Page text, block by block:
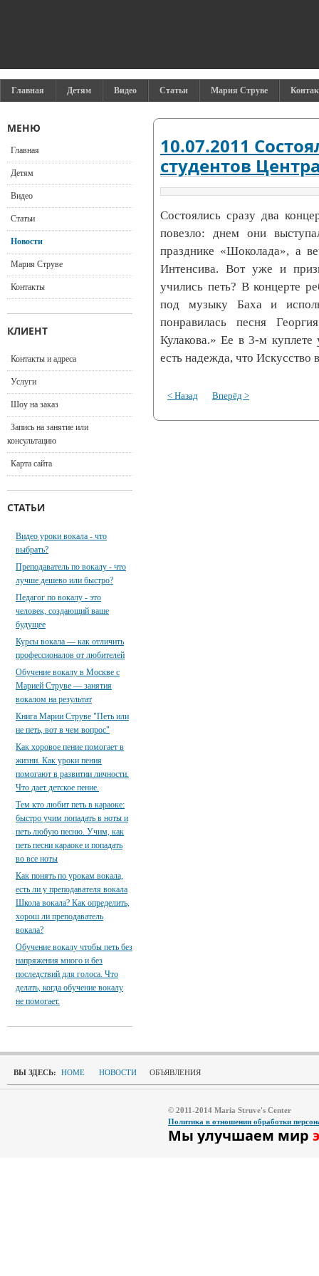
Главная Детям Видео Статьи Мария Струве
10.07.2011
студентов
Состоялись сразу два
повезло: днем они
празднике «Шоколада», а
Интенсива. Вот уже и
учились петь? В концерте
под музыку Баха и
понравилась песня
Кулакова.» Ее в 3-м куплете
есть надежда, что
< Назад Вперёд >
МЕНЮ
Главная
Детям
Видео
Статьи
Новости
Мария Струве
Контакты
КЛИЕНТ
Контакты и адреса
Услуги
Шоу на заказ
Запись на занятие или
консультацию
Карта сайта
СТАТЬИ
Видео уроки вокала - что
выбрать?
Преподаватель по вокалу - что
лучше дешево или быстро?
Педагог по вокалу - это
человек, создающий ваше
будущее
Курсы вокала — как отличить
профессионалов от любителей
Обучение вокалу в Москве с
Марией Струве — занятия
вокалом на результат
Книга Марии Струве "Петь или
не петь, вот в чем вопрос"
Как хоровое пение помогает в
жизни. Как уроки пения
помогают в развитии личности.
Что дает детское пение.
Тем кто любит петь в караоке:
быстро учим попадать в ноты и
петь любую песню. Учим, как
петь песни караоке и попадать
во все ноты
Как понять по урокам вокала,
есть ли у преподавателя вокала
Школа вокала? Как определить,
хорош ли преподаватель
вокала?
Обучение вокалу чтобы петь без
напряжения много и без
последствий для голоса. Что
делать, когда обучение вокалу
не помогает.
ВЫ ЗДЕСЬ: HOME НОВОСТИ ОБЪЯВЛЕНИЯ
© 2011-2014 Maria Struve's Center
Политика в отношении обработки
Мы улучшаем мир